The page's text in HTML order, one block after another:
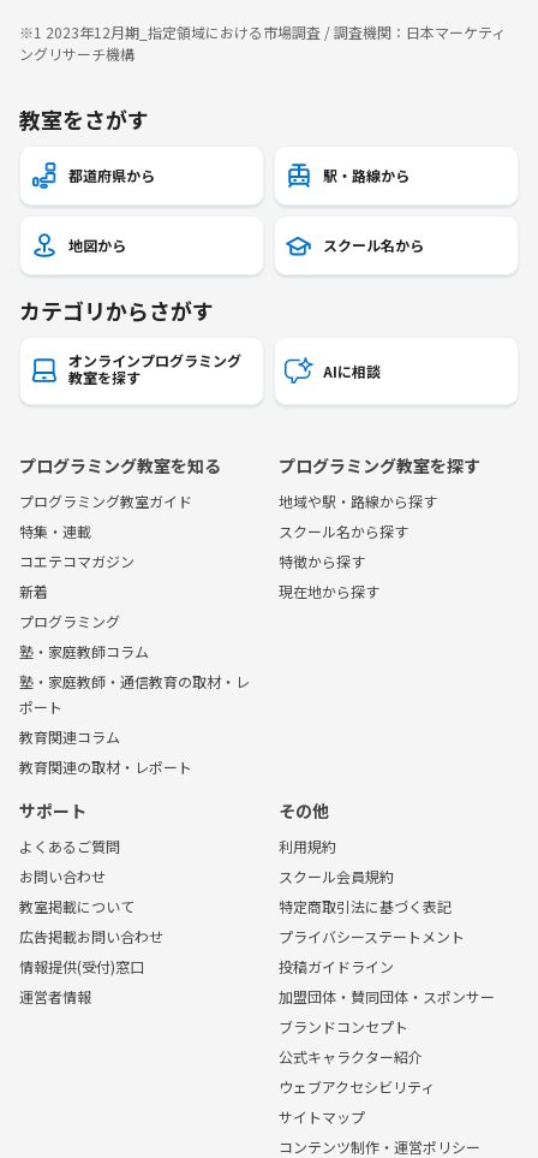
※1 2023年12月期_指定領域における市場調査 / 調査機関：日本マーケティ
ングリサーチ機構
教室をさがす
都道府県から 駅・路線から
地図から スクール名から
カテゴリからさがす
オンラインプログラミング
教室を探す
AIに相談
プログラミング教室を知る
プログラミング教室ガイド
特集・連載
コエテコマガジン
新着
プログラミング
塾・家庭教師コラム
塾・家庭教師・通信教育の取材・レ
ポート
教育関連コラム
教育関連の取材・レポート
プログラミング教室を探す
地域や駅・路線から探す
スクール名から探す
特徴から探す
現在地から探す
サポート
よくあるご質問
お問い合わせ
教室掲載について
広告掲載お問い合わせ
情報提供(受付)窓口
運営者情報
その他
利用規約
スクール会員規約
特定商取引法に基づく表記
プライバシーステートメント
投稿ガイドライン
加盟団体・賛同団体・スポンサー
ブランドコンセプト
公式キャラクター紹介
ウェブアクセシビリティ
サイトマップ
コンテンツ制作・運営ポリシー